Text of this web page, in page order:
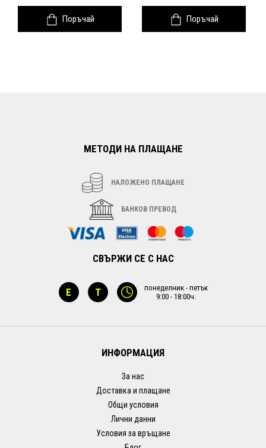
Поръчай Поръчай
МЕТОДИ НА ПЛАЩАНЕ
НАЛОЖЕНО ПЛАЩАНЕ
БАНКОВ ПРЕВОД
СВЪРЖИ СЕ С НАС
E T
понеделник - петък
9:00 - 18:00ч.
ИНФОРМАЦИЯ
За нас
Доставка и плащане
Общи условия
Лични данни
Условия за връщане